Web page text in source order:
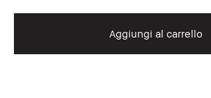
Aggiungi al carrello